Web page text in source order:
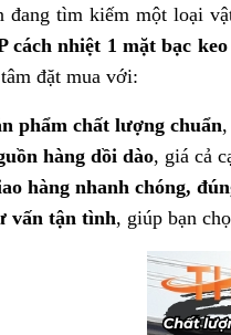
đang tìm kiếm một loại
cách nhiệt 1 mặt bạc
đặt mua với:
phẩm chất lượng chuẩn,
hàng dồi dào, giá cả
hàng nhanh chóng,
vấn tận tình, giúp bạn